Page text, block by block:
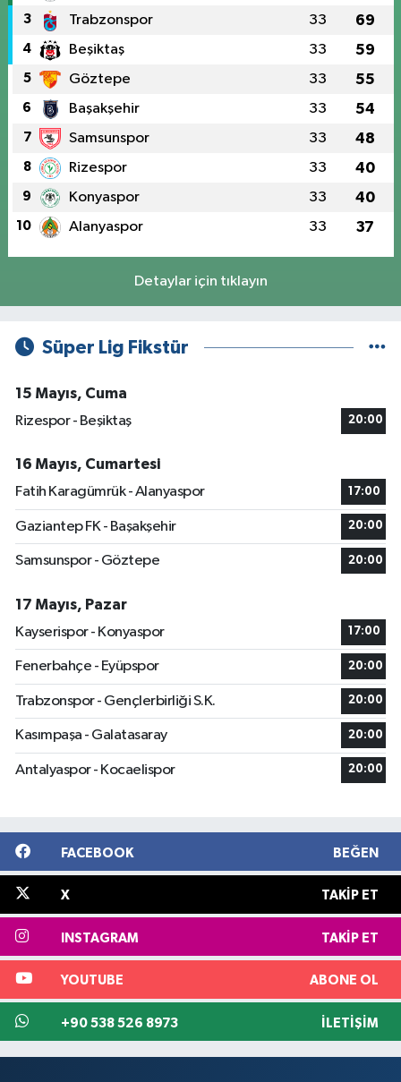
3 Trabzonspor 33 69
4 Beşiktaş 33 59
5 Göztepe 33 55
6 Başakşehir 33 54
7 Samsunspor 33 48
8 Rizespor 33 40
9 Konyaspor 33 40
10 Alanyaspor 33 37
Detaylar için tıklayın
Süper Lig Fikstür
15 Mayıs, Cuma
Rizespor - Beşiktaş
20:00
16 Mayıs, Cumartesi
Fatih Karagümrük - Alanyaspor
17:00
Gaziantep FK - Başakşehir 20:00
Samsunspor - Göztepe 20:00
17 Mayıs, Pazar
Kayserispor - Konyaspor
17:00
Fenerbahçe - Eyüpspor 20:00
Trabzonspor - Gençlerbirliği S.K. 20:00
Kasımpaşa - Galatasaray 20:00
Antalyaspor - Kocaelispor 20:00
FACEBOOK BEĞEN
X TAKIP ET
INSTAGRAM TAKIP ET
YOUTUBE ABONE OL
+90 538 526 8973 İLETIŞIM